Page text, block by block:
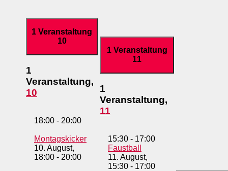
1 Veranstaltung
10
1
Veranstaltung,
10
18:00 - 20:00
Montagskicker
10. August,
18:00 - 20:00
1 Veranstaltung
11
1
Veranstaltung,
11
15:30 - 17:00
Faustball
11. August,
15:30 - 17:00